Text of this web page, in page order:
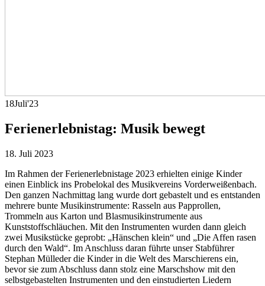
18Juli'23
Ferienerlebnistag: Musik bewegt
18. Juli 2023
Im Rahmen der Ferienerlebnistage 2023 erhielten einige Kinder
einen Einblick ins Probelokal des Musikvereins Vorderweißenbach.
Den ganzen Nachmittag lang wurde dort gebastelt und es entstanden
mehrere bunte Musikinstrumente: Rasseln aus Papprollen,
Trommeln aus Karton und Blasmusikinstrumente aus
Kunststoffschläuchen. Mit den Instrumenten wurden dann gleich
zwei Musikstücke geprobt: „Hänschen klein“ und „Die Affen rasen
durch den Wald“. Im Anschluss daran führte unser Stabführer
Stephan Mülleder die Kinder in die Welt des Marschierens ein,
bevor sie zum Abschluss dann stolz eine Marschshow mit den
selbstgebastelten Instrumenten und den einstudierten Liedern